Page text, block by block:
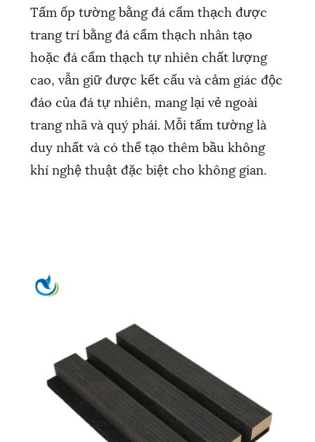
Tấm ốp tường bằng đá cẩm thạch được
trang trí bằng đá cẩm thạch nhân tạo
hoặc đá cẩm thạch tự nhiên chất lượng
cao, vẫn giữ được kết cấu và cảm giác độc
đáo của đá tự nhiên, mang lại vẻ ngoài
trang nhã và quý phái. Mỗi tấm tường là
duy nhất và có thể tạo thêm bầu không
khí nghệ thuật đặc biệt cho không gian.